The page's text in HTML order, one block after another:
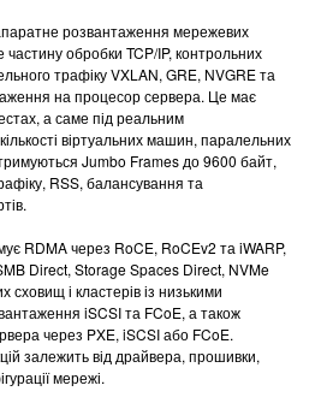
розвантаження мережевих
обробки TCP/IP, контрольних
трафіку VXLAN, GRE, NVGRE та
на процесор сервера. Це має
а саме під реальним
віртуальних машин, паралельних
Jumbo Frames до 9600 байт,
RSS, балансування та
RDMA через RoCE, RoCEv2 та iWARP,
Direct, Storage Spaces Direct, NVMe
сховищ і кластерів із низькими
iSCSI та FCoE, а також
через PXE, iSCSI або FCoE.
залежить від драйвера, прошивки,
мережі.